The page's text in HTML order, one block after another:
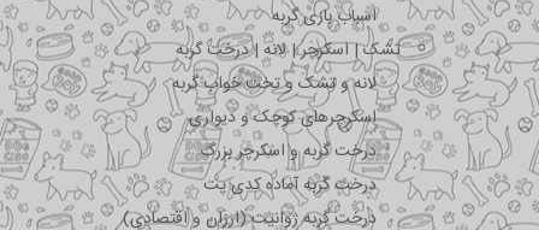
اسباب بازی گربه
تشک | اسکرچر | لانه | درخت گربه
لانه و تشک و تخت خواب گربه
اسکرچرهای کوچک و دیواری
درخت گربه و اسکرچر بزرگ
درخت گربه آماده کدی پت
درخت گربه ژوانیت (ارزان و اقتصادی)